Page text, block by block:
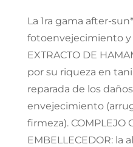
La 1ra gama after-
fotoenvejecimiento
EXTRACTO DE
por su riqueza en
reparada de los
envejecimiento
firmeza). COMPLEJO
EMBELLECEDOR: la